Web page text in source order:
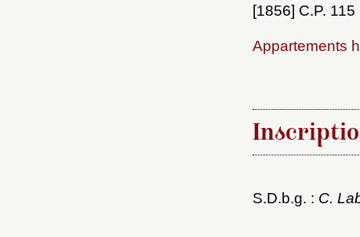
[1856] C.P. 115
Appartements
S.D.b.g. : C.